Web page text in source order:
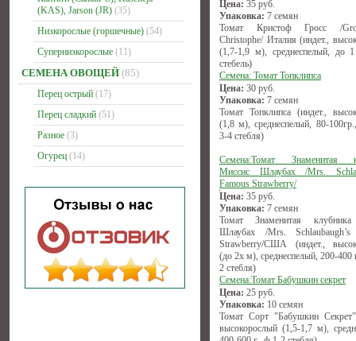
(KAS), Jarson (JR) (35)
Низкорослые (горшечные) (54)
Супернизкорослые (11)
СЕМЕНА ОВОЩЕЙ (85)
Перец острый (17)
Перец сладкий (51)
Разное (3)
Огурец (14)
Цена: 35 руб.
Упаковка: 7 семян
Томат Кристоф Гросс /
Christophe/ Италия (индет.,
(1,7-1,9 м), среднеспелый, до
стебель)
Семена: Томат Топклипса
Цена: 30 руб.
Упаковка: 7 семян
Томат Топклипса (индет.,
(1,8 м), среднеспелый, 80-
3-4 стебля)
Семена:Томат Знаменитая
Миссис Шлаубах /Mrs.
Famous Strawberry/
Цена: 35 руб.
Упаковка: 7 семян
Томат Знаменитая
Шлаубах /Mrs. Schlaubaugh’s
Strawberry/США (индет.,
(до 2х м), среднеспелый, 200-400
2 стебля)
Семена:Томат Бабушкин секрет
Цена: 25 руб.
Упаковка: 10 семян
Томат Сорт "Бабушкин
высокорослый (1,5-1,7 м),